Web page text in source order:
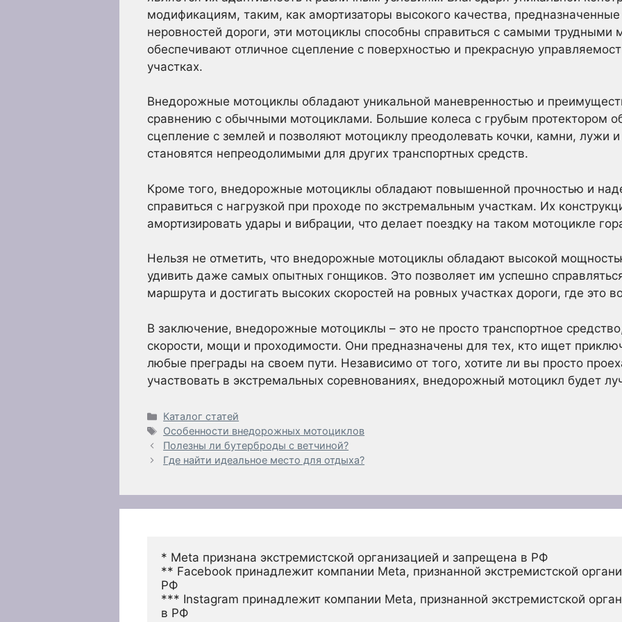
модификациям, таким, как амортизаторы высокого качества,
неровностей дороги, эти мотоциклы способны справиться с самыми
обеспечивают отличное сцепление с поверхностью и прекрасную
участках.
Внедорожные мотоциклы обладают уникальной маневренностью и
сравнению с обычными мотоциклами. Большие колеса с грубым протектором
сцепление с землей и позволяют мотоциклу преодолевать кочки, камни, лужи
становятся непреодолимыми для других транспортных средств.
Кроме того, внедорожные мотоциклы обладают повышенной прочностью и
справиться с нагрузкой при проходе по экстремальным участкам. Их
амортизировать удары и вибрации, что делает поездку на таком мотоцикле
Нельзя не отметить, что внедорожные мотоциклы обладают высокой
удивить даже самых опытных гонщиков. Это позволяет им успешно
маршрута и достигать высоких скоростей на ровных участках дороги, где это
В заключение, внедорожные мотоциклы – это не просто транспортное
скорости, мощи и проходимости. Они предназначены для тех, кто ищет
любые преграды на своем пути. Независимо от того, хотите ли вы просто
участвовать в экстремальных соревнованиях, внедорожный мотоцикл будет
Рубрики
Каталог статей
Метки
Особенности внедорожных мотоциклов
Полезны ли бутерброды с ветчиной?
Где найти идеальное место для отдыха?
* Meta признана экстремистской организацией и запрещена в РФ
** Facebook принадлежит компании Meta, признанной экстремистской
РФ
*** Instagram принадлежит компании Meta, признанной экстремистской
в РФ